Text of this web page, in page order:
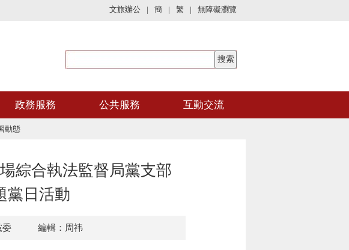
文旅辦公 | 簡 | 繁 | 無障礙瀏覽
政務服務 公共服務 互動交流
動態
綜合執法監督局黨支部
黨日活動
委 編輯：周祎